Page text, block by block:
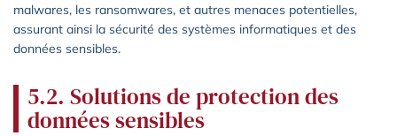
malwares, les ransomwares, et autres menaces potentielles,
assurant ainsi la sécurité des systèmes informatiques et des
données sensibles.
5.2. Solutions de protection des
données sensibles